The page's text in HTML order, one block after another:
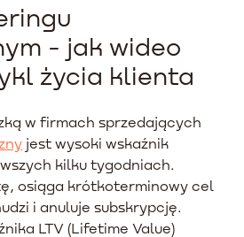
- jak wideo
życia klienta
w firmach sprzedających
jest wysoki wskaźnik
kilku tygodniach.
osiąga krótkoterminowy cel
i anuluje subskrypcję.
LTV (Lifetime Value)